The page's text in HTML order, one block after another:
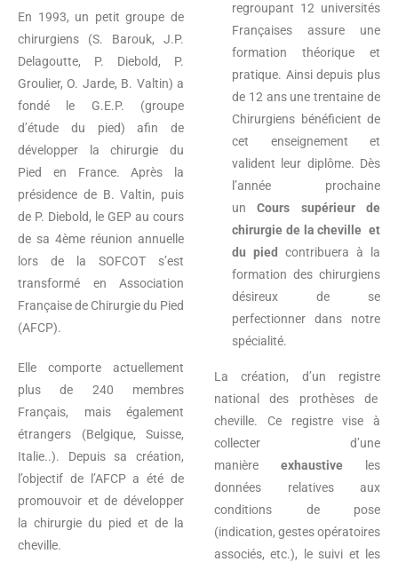
En 1993, un petit groupe de
chirurgiens (S. Barouk, J.P.
Delagoutte, P. Diebold, P.
Groulier, O. Jarde, B. Valtin) a
fondé le G.E.P. (groupe
d’étude du pied) afin de
développer la chirurgie du
Pied en France. Après la
présidence de B. Valtin, puis
de P. Diebold, le GEP au cours
de sa 4ème réunion annuelle
lors de la SOFCOT s’est
transformé en Association
Française de Chirurgie du Pied
(AFCP).
Elle comporte actuellement
plus de 240 membres
Français, mais également
étrangers (Belgique, Suisse,
Italie..). Depuis sa création,
l’objectif de l’AFCP a été de
promouvoir et de développer
la chirurgie du pied et de la
cheville.
regroupant 12 universités
Françaises assure une
formation théorique et
pratique. Ainsi depuis plus
de 12 ans une trentaine de
Chirurgiens bénéficient de
cet enseignement et
valident leur diplôme. Dès
l’année prochaine
un Cours supérieur de
chirurgie de la cheville et
du pied
contribuera à la
formation des chirurgiens
désireux de se
perfectionner dans notre
spécialité.
La création, d’un registre
national des prothèses de
cheville. Ce registre vise à
collecter d’une
manière exhaustive
les
données relatives aux
conditions de pose
(indication, gestes opératoires
associés, etc.), le suivi et les